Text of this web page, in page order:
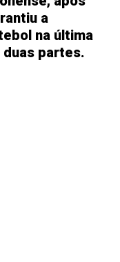
a
na última
duas partes.